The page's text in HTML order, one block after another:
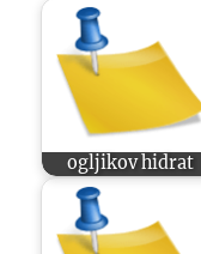
ogljikov hidrat